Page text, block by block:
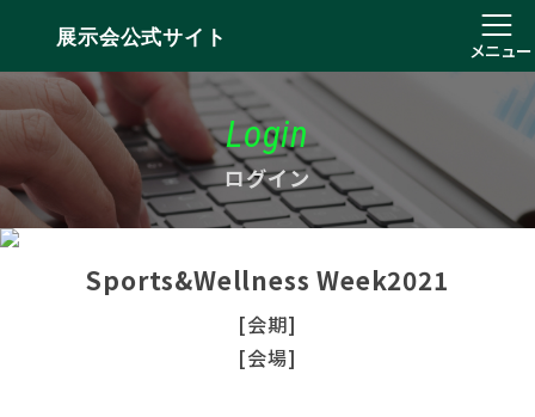
展示会公式サイト
メニュー
Login
ログイン
Sports&Wellness Week2021
[会期]
[会場]